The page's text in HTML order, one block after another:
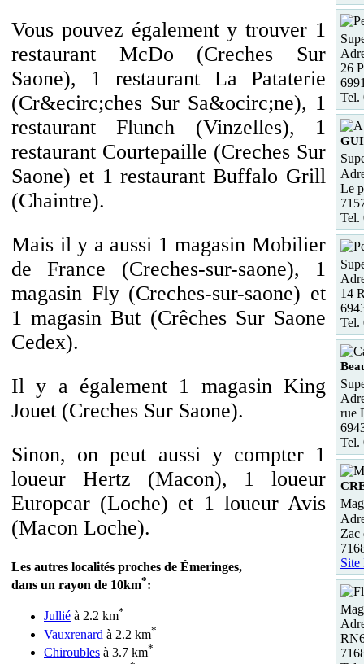
Vous pouvez également y trouver 1
restaurant McDo (Creches Sur
Saone), 1 restaurant La Pataterie
(Cr&ecirc;ches Sur Sa&ocirc;ne), 1
restaurant Flunch (Vinzelles), 1
restaurant Courtepaille (Creches Sur
Saone) et 1 restaurant Buffalo Grill
(Chaintre).
Mais il y a aussi 1 magasin Mobilier
de France (Creches-sur-saone), 1
magasin Fly (Creches-sur-saone) et
1 magasin But (Crêches Sur Saone
Cedex).
Il y a également 1 magasin King
Jouet (Creches Sur Saone).
Sinon, on peut aussi y compter 1
loueur Hertz (Macon), 1 loueur
Europcar (Loche) et 1 loueur Avis
(Macon Loche).
Les autres localités proches de Émeringes,
dans un rayon de 10km*:
Jullié à 2.2 km*
Vauxrenard à 2.2 km*
Chiroubles à 3.7 km*
26
Tel.
Le
Tel.
14
Tel.
rue
Tel.
Zac
Site